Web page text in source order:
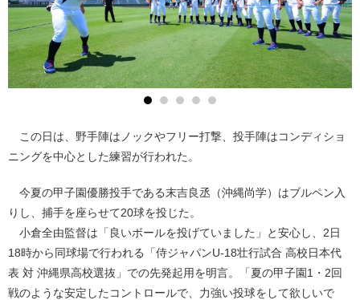
この日は、野手陣はノックやフリー打撃、投手陣はコンディショ
ニングを中心とした練習が行われた。
今夏の甲子園優勝投手である末吉良丞（沖縄尚学）はブルペン入
りし、捕手を座らせて20球を投じた。
小倉全由監督は「良いボールを投げていました」と安心し、2日
18時から同球場で行われる「侍ジャパンU-18壮行試合 高校日本代
表 対 沖縄県高校選抜」での先発起用を明言。「夏の甲子園1・2回
戦のような安定したコントロールで、力強い投球をして欲しいで